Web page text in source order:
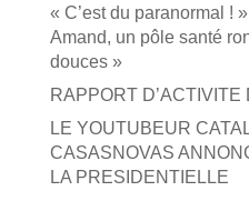
« C’est du paranormal !
Amand, un pôle santé
douces »
RAPPORT
LE YOUTUBEUR
CASASNOVAS
LA PRESIDENTIELLE